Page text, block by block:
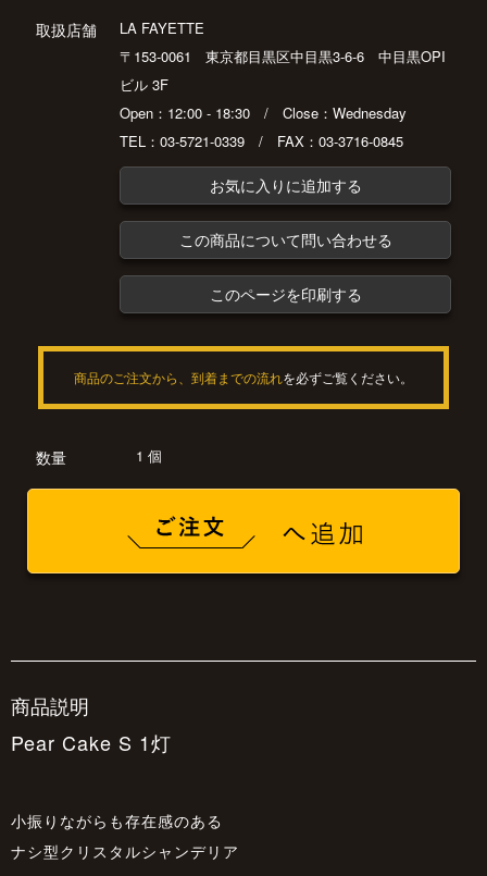
取扱店舗
LA FAYETTE
〒153-0061 東京都目黒区中目黒3-6-6 中目黒OPI
ビル 3F
Open：12:00 - 18:30 / Close：Wednesday
TEL：03-5721-0339 / FAX：03-3716-0845
お気に入りに追加する
この商品について問い合わせる
このページを印刷する
商品のご注文から、到着までの流れを必ずご覧ください。
数量 1 個
商品説明
Pear Cake S 1灯
小振りながらも存在感のある
ナシ型クリスタルシャンデリア